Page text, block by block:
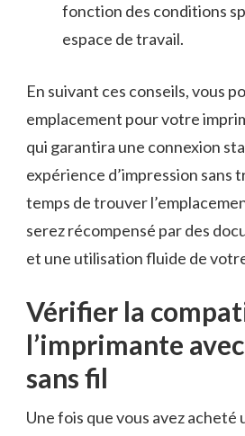
fonction des conditions
espace de⁢ travail.
En suivant ces ​conseils, vous
emplacement pour votre
qui garantira‌ une connexion
expérience d’impression sans
⁢temps de trouver
serez récompensé par des
et une utilisation fluide de
Vérifier la
⁢l’imprimante
sans fil
Une‍ fois que vous​ avez acheté